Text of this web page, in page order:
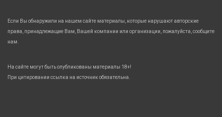
Если Вы обнаружили на нашем сайте материалы, которые нарушают авторские
права, принадлежащие Вам, Вашей компании или организации, пожалуйста, сообщите
нам.
На сайте могут быть опубликованы материалы 18+!
При цитировании ссылка на источник обязательна.